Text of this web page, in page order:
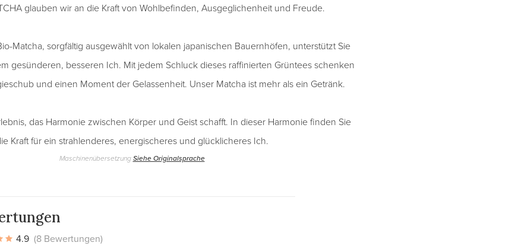
glauben wir an die Kraft von Wohlbefinden, Ausgeglichenheit und Freude.
Matcha, sorgfältig ausgewählt von lokalen japanischen Bauernhöfen, unterstützt Sie
gesünderen, besseren Ich. Mit jedem Schluck dieses raffinierten Grüntees schenken
und einen Moment der Gelassenheit. Unser Matcha ist mehr als ein Getränk.
das Harmonie zwischen Körper und Geist schafft. In dieser Harmonie finden Sie
Kraft für ein strahlenderes, energischeres und glücklicheres Ich.
MaschinenübersetzungSiehe Originalsprache
4.9 (8 Bewertungen)